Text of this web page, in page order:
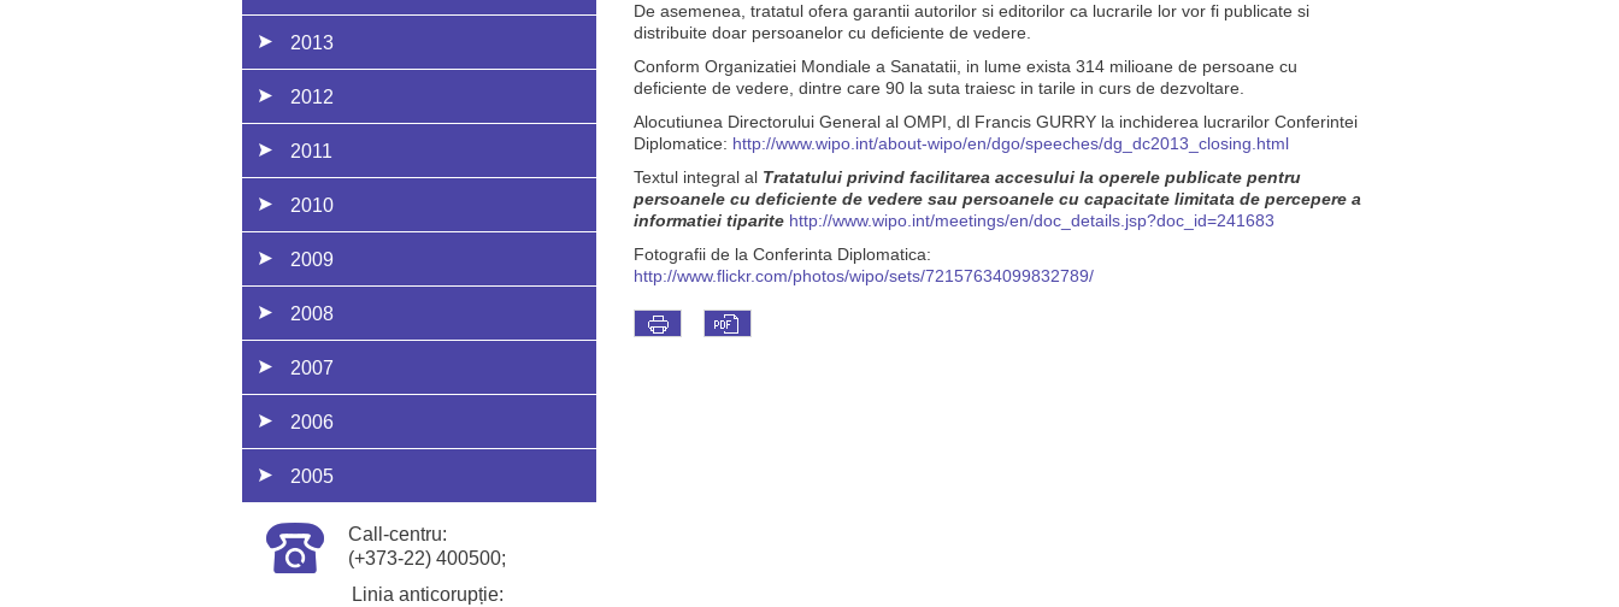
2013
2012
2011
2010
2009
2008
2007
2006
2005
Call-centru:
(+373-22) 400500;
Linia anticorupție:
De asemenea, tratatul ofera garantii autorilor si editorilor ca lucrarile lor vor fi publicate si
distribuite doar persoanelor cu deficiente de vedere.
Conform Organizatiei Mondiale a Sanatatii, in lume exista 314 milioane de persoane cu
deficiente de vedere, dintre care 90 la suta traiesc in tarile in curs de dezvoltare.
Alocutiunea Directorului General al OMPI, dl Francis GURRY la inchiderea lucrarilor Conferintei
Diplomatice: http://www.wipo.int/about-wipo/en/dgo/speeches/dg_dc2013_closing.html
Textul integral al Tratatului privind facilitarea accesului la operele publicate pentru
persoanele cu deficiente de vedere sau persoanele cu capacitate limitata de percepere a
informatiei tiparite http://www.wipo.int/meetings/en/doc_details.jsp?doc_id=241683
Fotografii de la Conferinta Diplomatica:
http://www.flickr.com/photos/wipo/sets/72157634099832789/